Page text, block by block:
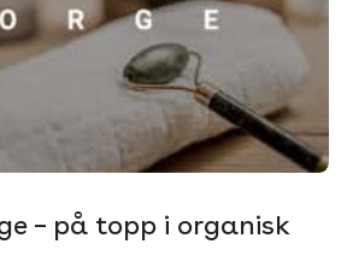
– på topp i organisk